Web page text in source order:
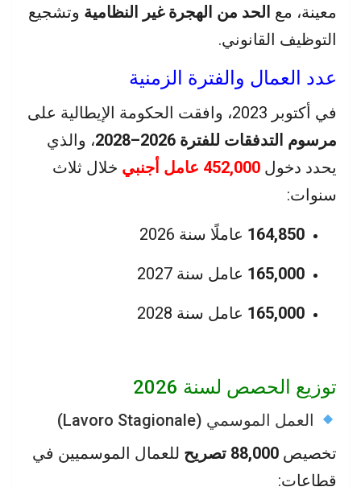
معينة، مع الحد من الهجرة غير النظامية وتشجيع
التوظيف القانوني.
عدد العمال والفترة الزمنية
في أكتوبر 2023، وافقت الحكومة الإيطالية على
مرسوم التدفقات للفترة 2026–2028
، والذي
يحدد دخول 452,000 عامل أجنبي
خلال ثلاث
سنوات:
164,850 عاملًا سنة 2026
165,000 عامل سنة 2027
165,000 عامل سنة 2028
توزيع الحصص لسنة 2026
العمل الموسمي (Lavoro Stagionale)
تخصيص 88,000 تصريح
للعمال الموسميين في
قطاعات: